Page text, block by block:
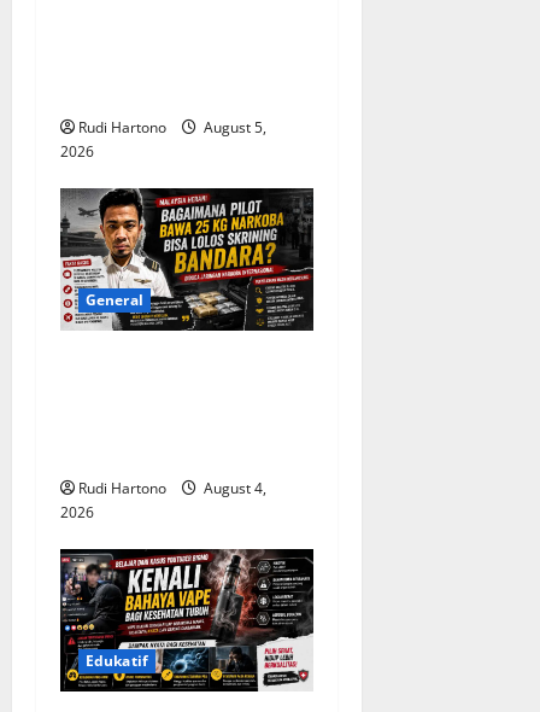
n Rudi Hartono
August 5,
2026
General
Rudi Hartono
August 4,
2026
Edukatif